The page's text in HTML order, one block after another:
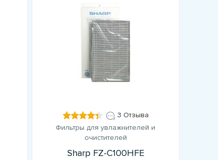
3 Отзыва
Фильтры для увлажнителей и
очистителей
Sharp FZ-C100HFE